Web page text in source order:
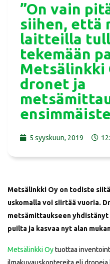
”On vain
siihen, että
laitteilla
tekemään
Metsälinkki
dronet ja
5 syyskuun, 2019
Metsälinkki Oy on todiste
uskomalla voi siirtää vuoria.
metsämittaukseen
puilta ja kasvaa nyt alan
Metsälinkki Oytuottaa